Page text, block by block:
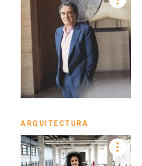
ARQUITECTURA